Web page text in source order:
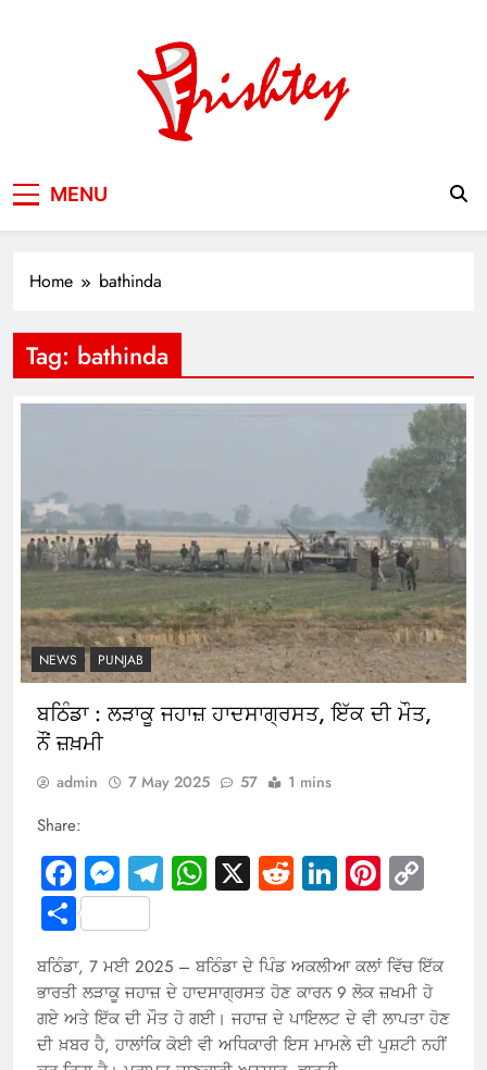
MENU
Home bathinda
Tag: bathinda
NEWS PUNJAB
ਬਠਿੰਡਾ : ਲੜਾਕੂ ਜਹਾਜ਼ ਹਾਦਸਾਗ੍ਰਸਤ, ਇੱਕ ਦੀ ਮੌਤ,
ਨੌਂ ਜ਼ਖ਼ਮੀ
admin 7 May 2025 57 1 mins
Share:
Facebook
Messenger
Telegram
WhatsApp
X RedditLinkedIn
Share
ਬਠਿੰਡਾ, 7 ਮਈ 2025 – ਬਠਿੰਡਾ ਦੇ ਪਿੰਡ ਅਕਲੀਆ ਕਲਾਂ ਵਿੱਚ ਇੱਕ
ਭਾਰਤੀ ਲੜਾਕੂ ਜਹਾਜ਼ ਦੇ ਹਾਦਸਾਗ੍ਰਸਤ ਹੋਣ ਕਾਰਨ 9 ਲੋਕ ਜ਼ਖਮੀ ਹੋ
ਗਏ ਅਤੇ ਇੱਕ ਦੀ ਮੌਤ ਹੋ ਗਈ। ਜਹਾਜ਼ ਦੇ ਪਾਇਲਟ ਦੇ ਵੀ ਲਾਪਤਾ ਹੋਣ
ਦੀ ਖ਼ਬਰ ਹੈ, ਹਾਲਾਂਕਿ ਕੋਈ ਵੀ ਅਧਿਕਾਰੀ ਇਸ ਮਾਮਲੇ ਦੀ ਪੁਸ਼ਟੀ ਨਹੀਂ